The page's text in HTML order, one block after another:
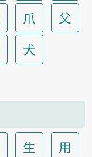
爪
父
犬
生
用